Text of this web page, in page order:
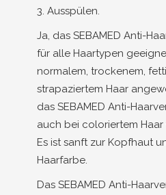
Ausspülen.
Ja, das SEBAMED Anti-
für alle Haartypen
normalem, trockenem,
strapaziertem Haar
das SEBAMED Anti-
auch bei coloriertem
Es ist sanft zur Kopfhaut
Haarfarbe.
Das SEBAMED Anti-